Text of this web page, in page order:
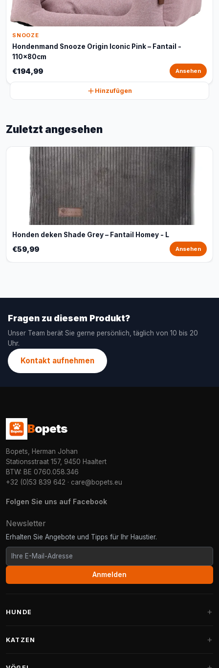
SNOOZE
Hondenmand Snooze Origin Iconic Pink – Fantail -
110x80cm
€194,99 Ansehen
Hinzufügen
Zuletzt angesehen
Honden deken Shade Grey – Fantail Homey - L
€59,99 Ansehen
Fragen zu diesem Produkt?
Unser Team berät Sie gerne persönlich, täglich von 10 bis 20
Uhr.
Kontakt aufnehmen
Bopets
Bopets, Herman Johan
Stationsstraat 157, 9450 Haaltert
BTW: BE 0760.058.346
+32 (0)53 839 642 · care@bopets.eu
Folgen Sie uns auf Facebook
Newsletter
Erhalten Sie Angebote und Tipps für Ihr Haustier.
Anmelden
HUNDE
KATZEN
Kratzbäume